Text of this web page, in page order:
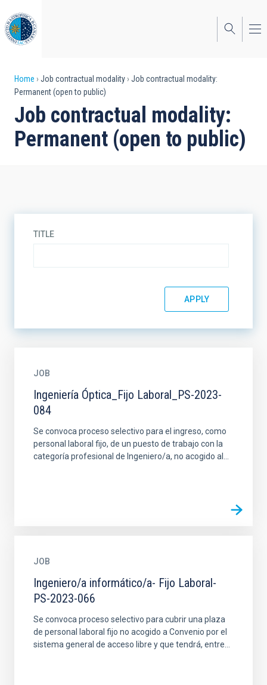
to
main
content
Breadcrumb
Home Job contractual modality
Job contractual modality:
Permanent (open to public)
Job contractual modality:
Permanent (open to public)
TITLE
JOB
Ingeniería Óptica_Fijo Laboral_PS-2023-
084
Se convoca proceso selectivo para el ingreso, como
personal laboral fijo, de un puesto de trabajo con la
categoría profesional de Ingeniero/a, no acogido al...
JOB
Ingeniero/a informático/a- Fijo Laboral-
PS-2023-066
Se convoca proceso selectivo para cubrir una plaza
de personal laboral fijo no acogido a Convenio por el
sistema general de acceso libre y que tendrá, entre...